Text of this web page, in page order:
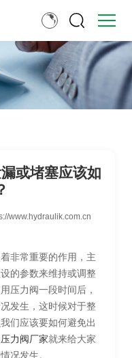
或堵塞应该如
www.hydraulik.com.cn
非常重要的作用，主
的参数来维持或调整
压力阀一段时间后，
发生，这时候对于整
们应该要如何避免出
压力阀厂家就来给大家
况发生。